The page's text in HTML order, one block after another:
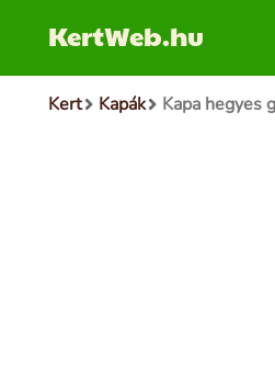
KertWeb.hu
Kert Kapák Kapa hegyes